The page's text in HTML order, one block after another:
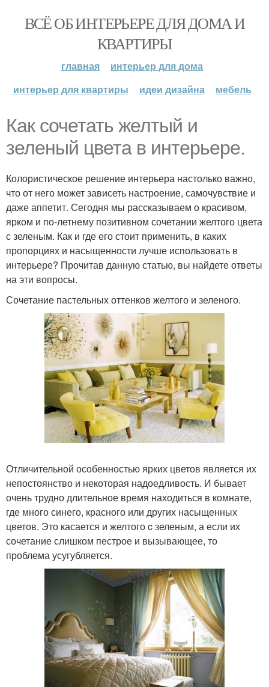
ВСЁ ОБ ИНТЕРЬЕРЕ ДЛЯ ДОМА И
КВАРТИРЫ
главная
интерьер для дома
интерьер для квартиры
идеи дизайна мебель
Как сочетать желтый и
зеленый цвета в интерьере.
Колористическое решение интерьера настолько важно,
что от него может зависеть настроение, самочувствие и
даже аппетит. Сегодня мы рассказываем о красивом,
ярком и по-летнему позитивном сочетании желтого цвета
с зеленым. Как и где его стоит применить, в каких
пропорциях и насыщенности лучше использовать в
интерьере? Прочитав данную статью, вы найдете ответы
на эти вопросы.
Сочетание пастельных оттенков желтого и зеленого.
Отличительной особенностью ярких цветов является их
непостоянство и некоторая надоедливость. И бывает
очень трудно длительное время находиться в комнате,
где много синего, красного или других насыщенных
цветов. Это касается и желтого c зеленым, а если их
сочетание слишком пестрое и вызывающее, то
проблема усугубляется.